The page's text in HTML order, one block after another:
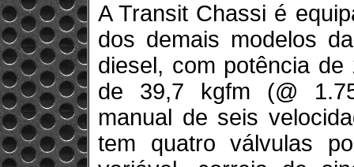
A Transit Chassi é
dos demais modelos
diesel, com potência
de 39,7 kgfm (@
manual de seis
tem quatro válvulas